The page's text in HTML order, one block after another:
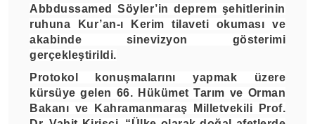
Abbdussamed Söyler’in deprem şehitlerinin
ruhuna Kur’an-ı Kerim tilaveti okuması ve
akabinde sinevizyon gösterimi
gerçekleştirildi.
Protokol konuşmalarını yapmak üzere
kürsüye gelen 66. Hükümet Tarım ve Orman
Bakanı ve Kahramanmaraş Milletvekili Prof.